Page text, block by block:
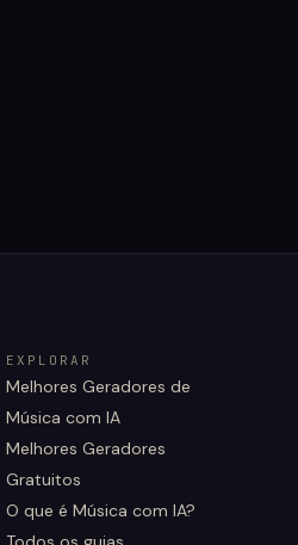
EXPLORAR
Melhores Geradores de
Música com IA
Melhores Geradores
Gratuitos
O que é Música com IA?